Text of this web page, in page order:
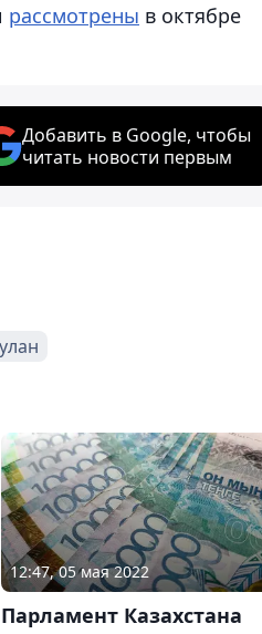
рассмотрены в октябре
Добавить в Google, чтобы
читать новости первым
12:47, 05 мая 2022
Парламент Казахстана